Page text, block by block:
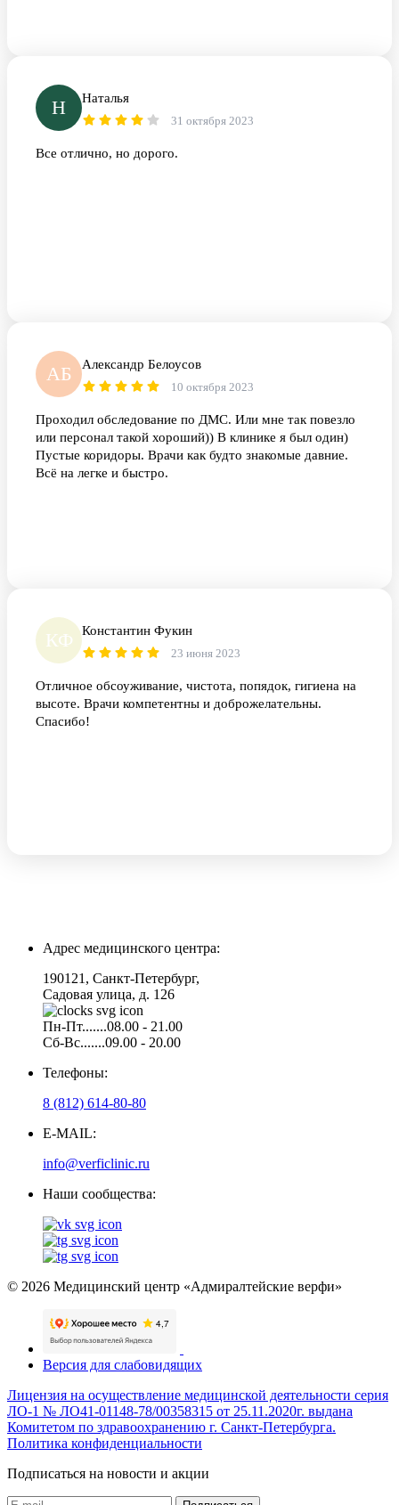
Н Наталья
31 октября 2023
Все отлично, но дорого.
АБ Александр Белоусов
10 октября 2023
Проходил обследование по ДМС. Или мне так повезло
или персонал такой хороший)) В клинике я был один)
Пустые коридоры. Врачи как будто знакомые давние.
Всë на легке и быстро.
КФ Константин Фукин
23 июня 2023
Отличное обсоуживание, чистота, попядок, гигиена на
высоте. Врачи компетентны и доброжелательны.
Спасибо!
Адрес медицинского центра:
190121, Санкт-Петербург,
Садовая улица, д. 126
Пн-Пт.......08.00 - 21.00
Сб-Вс.......09.00 - 20.00
Телефоны:
8 (812) 614-80-80
E-MAIL:
info@verficlinic.ru
Наши сообщества:
© 2026 Медицинский центр «Адмиралтейские верфи»
Версия для слабовидящих
Лицензия на осуществление медицинской деятельности серия
ЛО-1 № ЛО41-01148-78/00358315 от 25.11.2020г. выдана
Комитетом по здравоохранению г. Санкт-Петербурга.
Политика конфиденциальности
Подписаться на новости и акции